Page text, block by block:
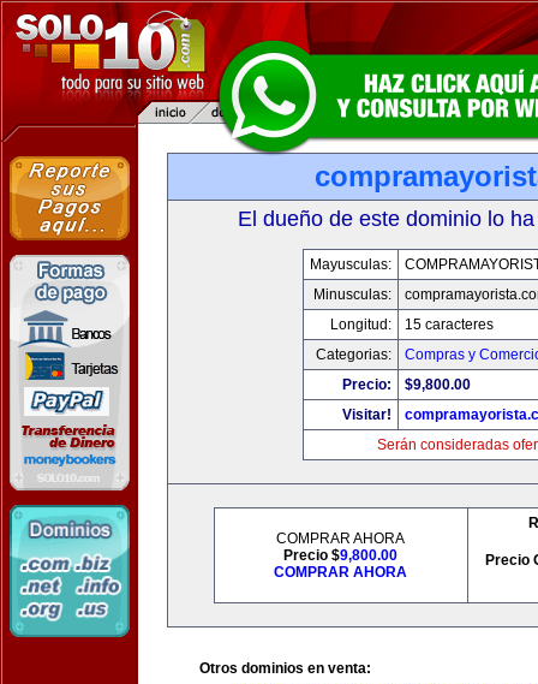
El dueño de este dominio lo
Mayusculas:
Minusculas:
Longitud:
15 caracteres
Categorias:
Compras y
Precio:
$9,800.00
Visitar!
Serán consideradas
COMPRAR AHORA
Precio $9,800.00
COMPRAR AHORA
Precio
Otros dominios en venta: